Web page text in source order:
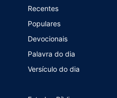
Recentes
Populares
Devocionais
Palavra do dia
Versículo do dia